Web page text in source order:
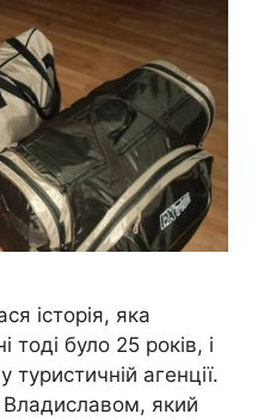
історія, яка
було 25 років, і
агенції.
який